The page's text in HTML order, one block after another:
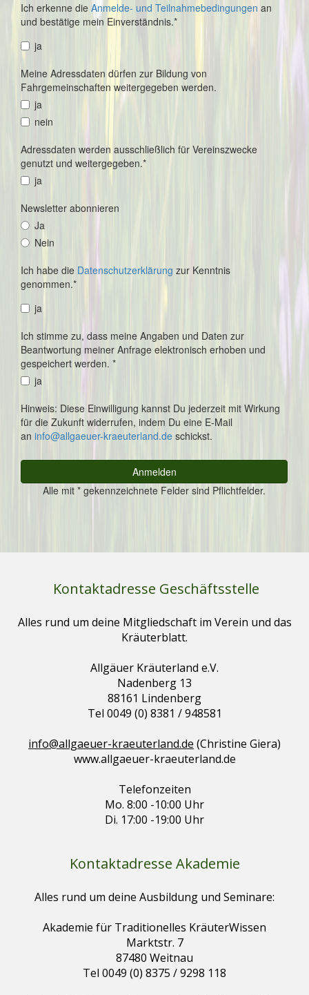
Kontaktadresse Geschäftsstelle
Alles rund um deine Mitgliedschaft im Verein und das
Kräuterblatt.
Allgäuer Kräuterland e.V.
Nadenberg 13
88161 Lindenberg
Tel 0049 (0) 8381 / 948581
info@allgaeuer-kraeuterland.de (Christine Giera)
www.allgaeuer-kraeuterland.de
Telefonzeiten
Mo. 8:00 -10:00 Uhr
Di. 17:00 -19:00 Uhr
Kontaktadresse Akademie
Alles rund um deine Ausbildung und Seminare:
Akademie für Traditionelles KräuterWissen
Marktstr. 7
87480 Weitnau
Tel 0049 (0) 8375 / 9298 118